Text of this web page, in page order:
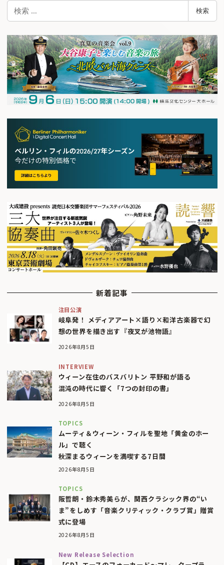
検索
新着記事
注目公演
岐阜発！ メディアアート×語り×和洋古楽器で幻
想の世界を描き出す『夜叉が池物語』
2026年8月5日
INTERVIEW
ウィーン在住のバスバリトン 平野和が語る
混沌の時代に響く「7つの封印の書」
2026年8月5日
TOPICS
ムーティ＆ウィーン・フィルを聖地「黄金のホー
ル」で聴く
秋深まるウィーンを満喫する7日間
2026年8月5日
TOPICS
阪哲朗・鈴木秀美らが、関西クラシック界の“い
ま”をしめす「音楽クリティック・クラブ賞」贈賞
式に登場
2026年8月5日
New Release Selection